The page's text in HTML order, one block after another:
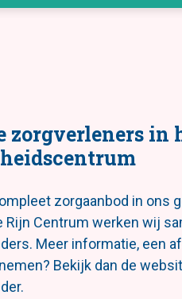
zorgverleners in
zorgaanbod in ons
Rijn Centrum werken wij
Meer informatie, een
Bekijk dan de